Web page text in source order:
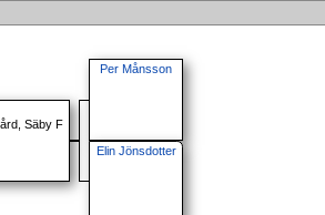
Säby F
Per Månsson
Elin Jönsdotter